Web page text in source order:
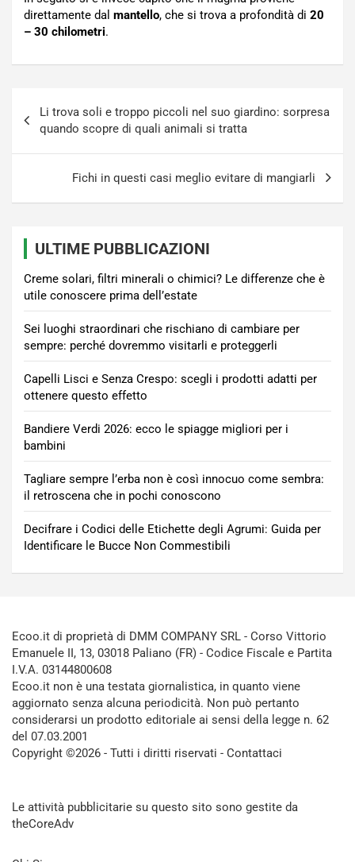
direttamente dal mantello, che si trova a profondità di 20
– 30 chilometri.
articoli
Li trova soli e troppo piccoli nel suo giardino: sorpresa
quando scopre di quali animali si tratta
Fichi in questi casi meglio evitare di mangiarli
ULTIME PUBBLICAZIONI
Creme solari, filtri minerali o chimici? Le differenze che è
utile conoscere prima dell’estate
Sei luoghi straordinari che rischiano di cambiare per
sempre: perché dovremmo visitarli e proteggerli
Capelli Lisci e Senza Crespo: scegli i prodotti adatti per
ottenere questo effetto
Bandiere Verdi 2026: ecco le spiagge migliori per i
bambini
Tagliare sempre l’erba non è così innocuo come sembra:
il retroscena che in pochi conoscono
Decifrare i Codici delle Etichette degli Agrumi: Guida per
Identificare le Bucce Non Commestibili
Ecoo.it di proprietà di DMM COMPANY SRL - Corso Vittorio
Emanuele II, 13, 03018 Paliano (FR) - Codice Fiscale e Partita
I.V.A. 03144800608
Ecoo.it non è una testata giornalistica, in quanto viene
aggiornato senza alcuna periodicità. Non può pertanto
considerarsi un prodotto editoriale ai sensi della legge n. 62
del 07.03.2001
Copyright ©2026 - Tutti i diritti riservati - Contattaci
Le attività pubblicitarie su questo sito sono gestite da
theCoreAdv